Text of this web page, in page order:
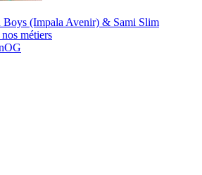
(Impala Avenir) & Sami Slim
métiers